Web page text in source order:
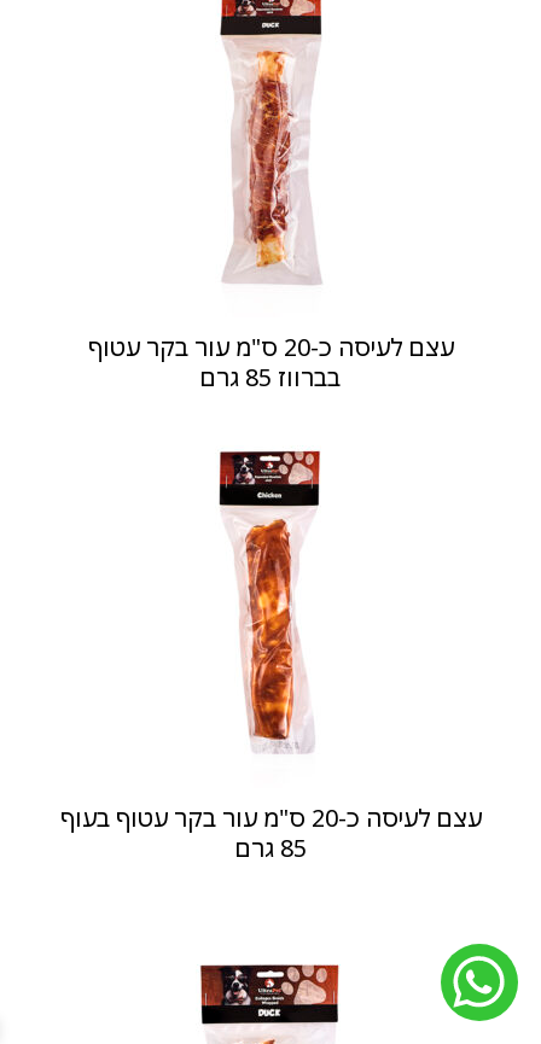
עצם לעיסה כ-20 ס"מ עור בקר עטוף
בברווז 85 גרם
עצם לעיסה כ-20 ס"מ עור בקר עטוף בעוף
85 גרם